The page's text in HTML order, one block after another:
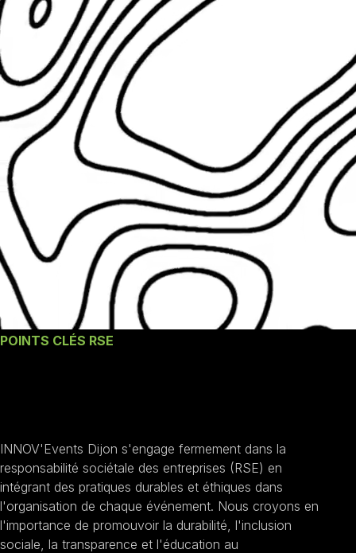
POINTS CLÉS RSE
INNOV'Events Dijon s'engage fermement dans la
responsabilité sociétale des entreprises (RSE) en
intégrant des pratiques durables et éthiques dans
l'organisation de chaque événement. Nous croyons en
l'importance de promouvoir la durabilité, l'inclusion
sociale, la transparence et l'éducation au